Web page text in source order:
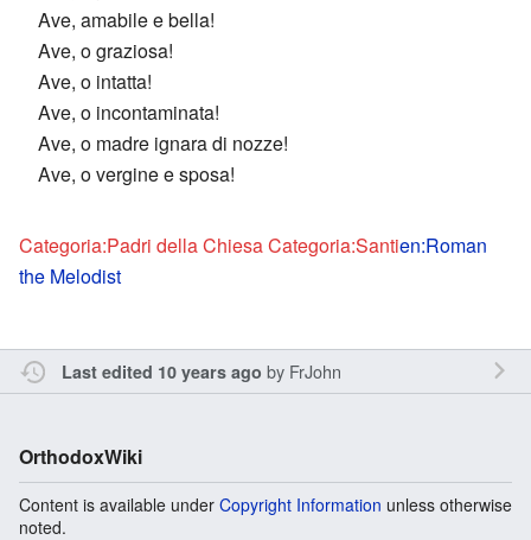
Ave, amabile e bella!
Ave, o graziosa!
Ave, o intatta!
Ave, o incontaminata!
Ave, o madre ignara di nozze!
Ave, o vergine e sposa!
Categoria:Padri della ChiesaCategoria:Santien:Roman
the Melodist
Last edited 10 years ago by FrJohn
OrthodoxWiki
Content is available under Copyright Information unless otherwise
noted.